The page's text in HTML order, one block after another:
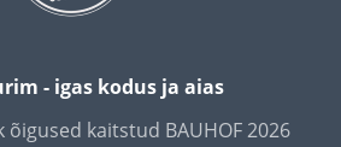
- igas kodus ja aias
kaitstud BAUHOF 2026